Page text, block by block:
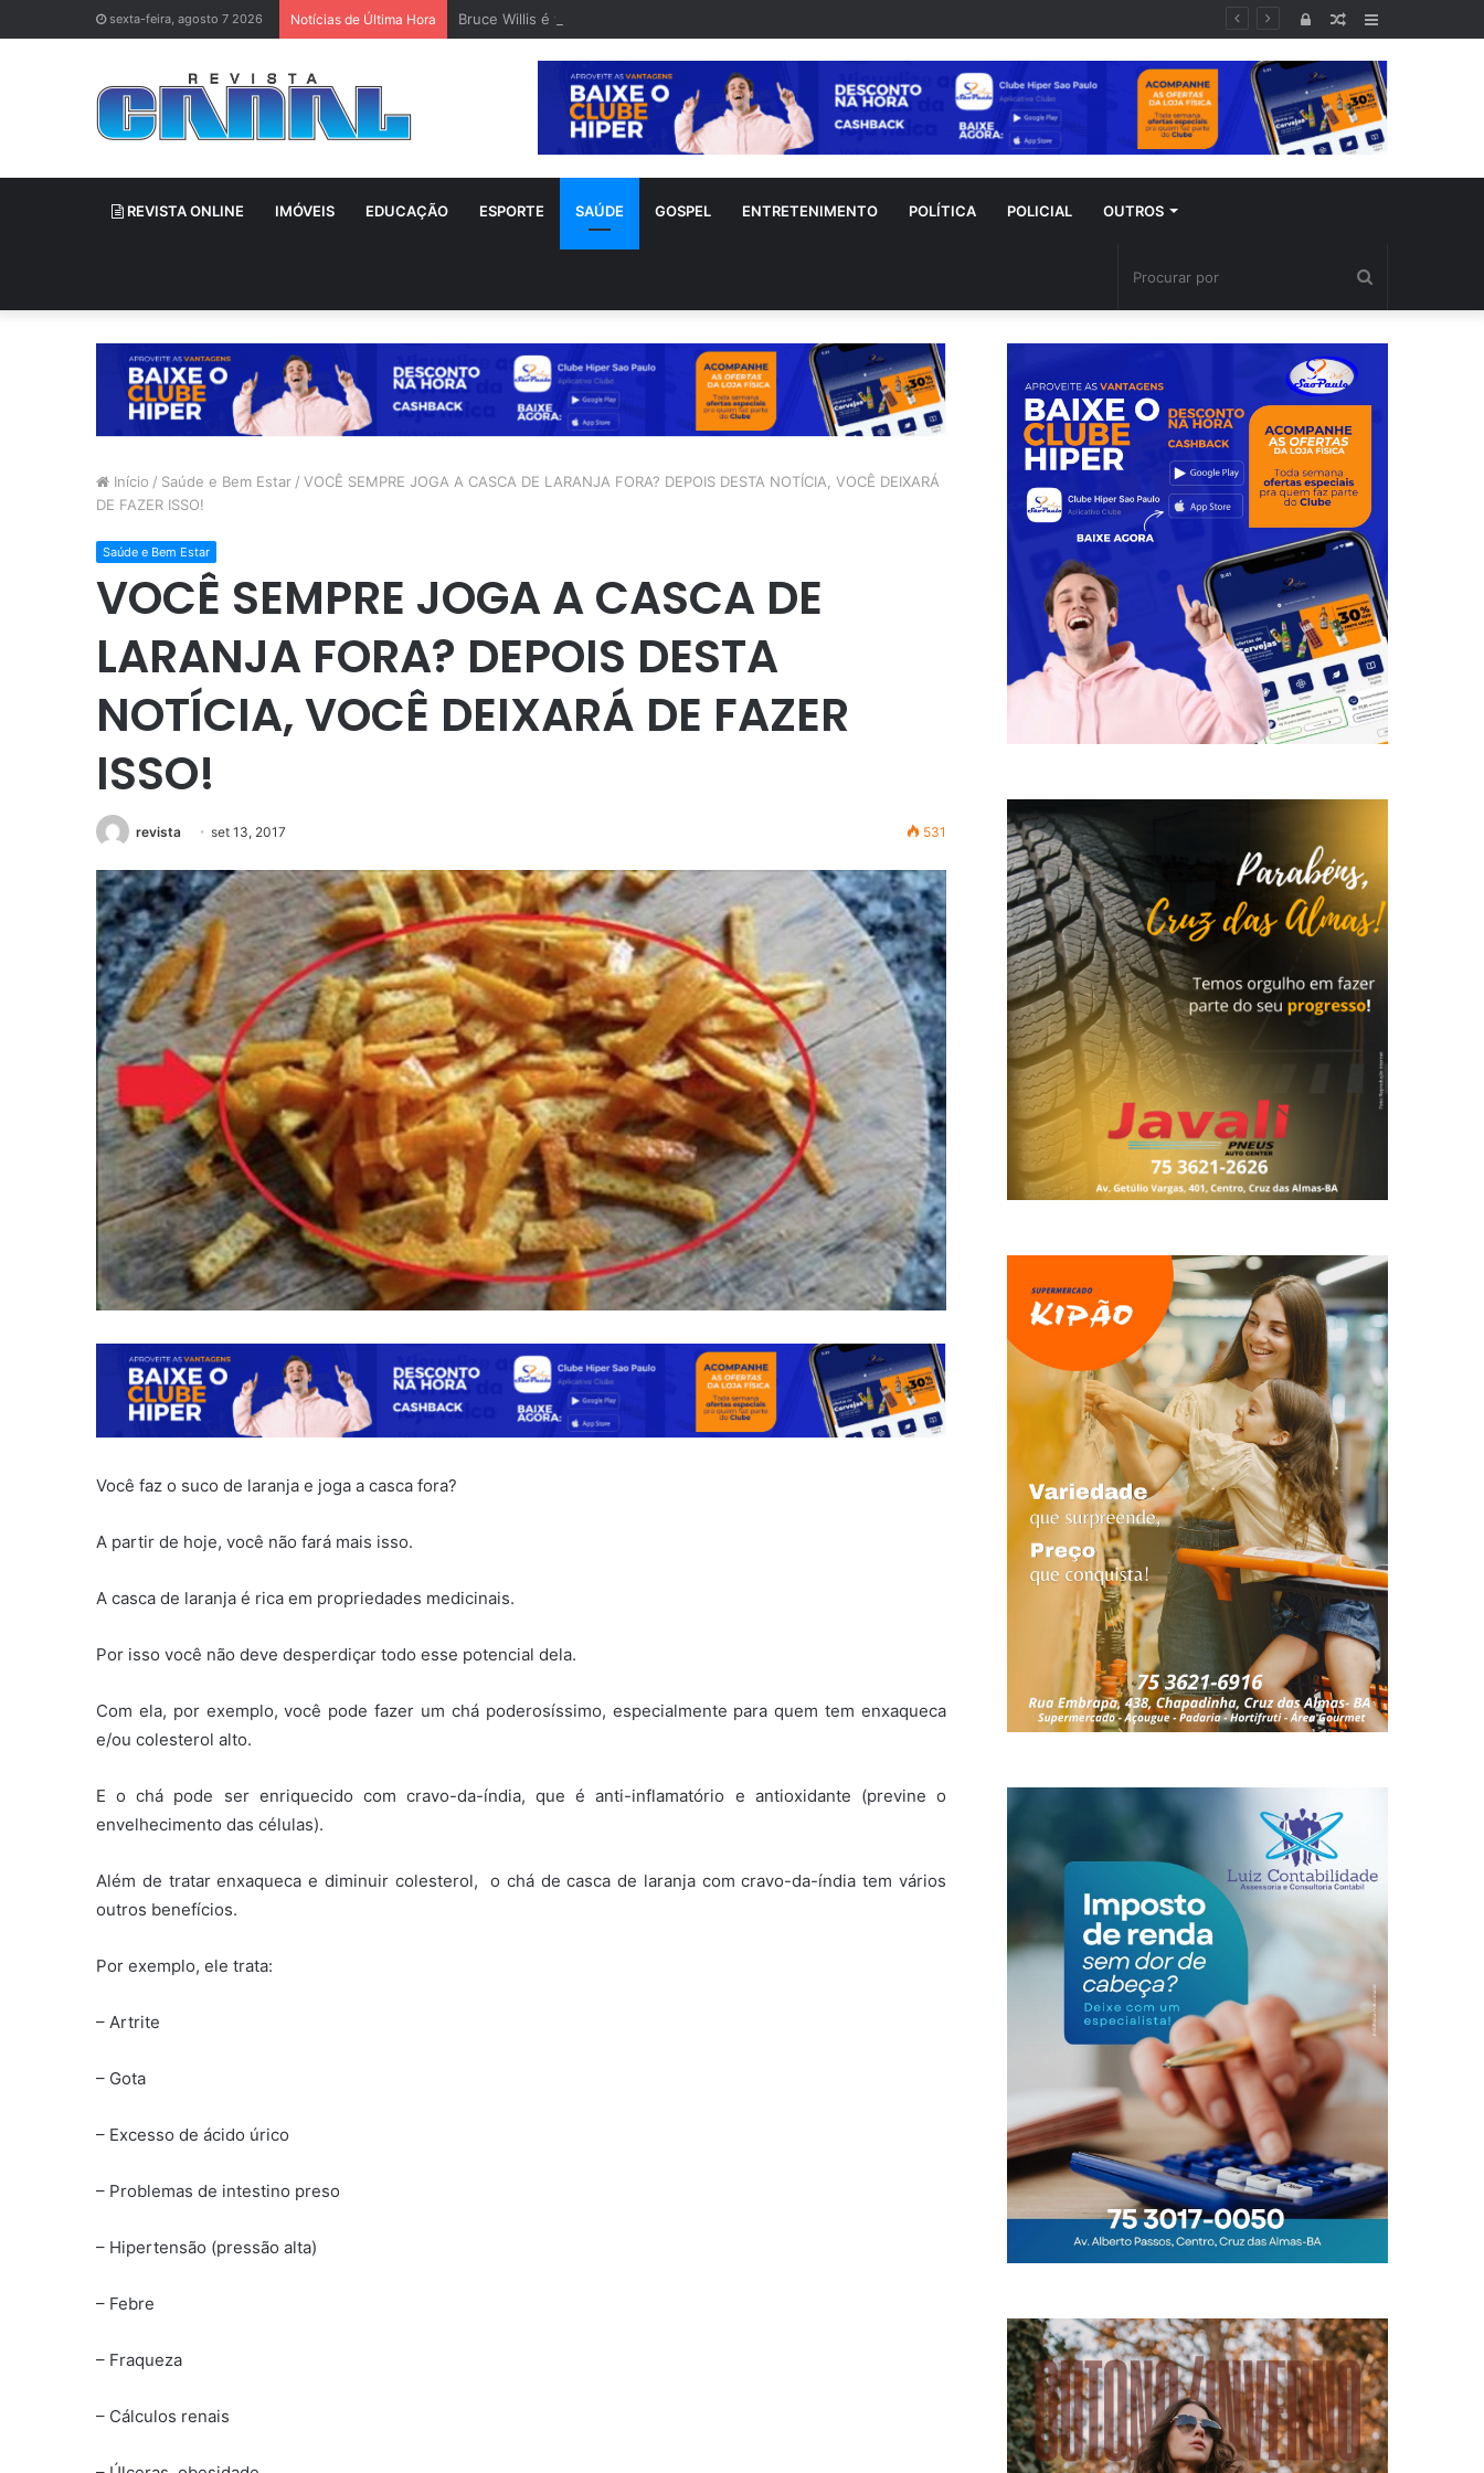
sexta-feira, agosto 7 2026 Notícias de Última Hora Bruce Willis é visto em rara aparição após diagnóstico de demência frontotemporal
Lateral
Artigo
aleatório
Entrar
REVISTA ONLINE IMÓVEIS EDUCAÇÃO ESPORTE SAÚDE GOSPEL ENTRETENIMENTO POLÍTICA POLICIAL OUTROS
por
Início / Saúde e Bem Estar / VOCÊ SEMPRE JOGA A CASCA DE LARANJA FORA? DEPOIS DESTA NOTÍCIA, VOCÊ DEIXARÁ
DE FAZER ISSO!
Saúde e Bem Estar
VOCÊ SEMPRE JOGA A CASCA DE
LARANJA FORA? DEPOIS DESTA
NOTÍCIA, VOCÊ DEIXARÁ DE FAZER
ISSO!
revista set 13, 2017 531
Você faz o suco de laranja e joga a casca fora?
A partir de hoje, você não fará mais isso.
A casca de laranja é rica em propriedades medicinais.
Por isso você não deve desperdiçar todo esse potencial dela.
Com ela, por exemplo, você pode fazer um chá poderosíssimo, especialmente para quem tem enxaqueca
e/ou colesterol alto.
E o chá pode ser enriquecido com cravo-da-índia, que é anti-inflamatório e antioxidante (previne o
envelhecimento das células).
Além de tratar enxaqueca e diminuir colesterol, o chá de casca de laranja com cravo-da-índia tem vários
outros benefícios.
Por exemplo, ele trata:
– Artrite
– Gota
– Excesso de ácido úrico
– Problemas de intestino preso
– Hipertensão (pressão alta)
– Febre
– Fraqueza
– Cálculos renais